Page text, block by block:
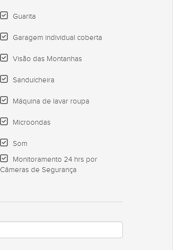
Guarita
Garagem individual coberta
Visão das Montanhas
Sanduicheira
Máquina de lavar roupa
Microondas
Som
Monitoramento 24 hrs por
Câmeras de Segurança